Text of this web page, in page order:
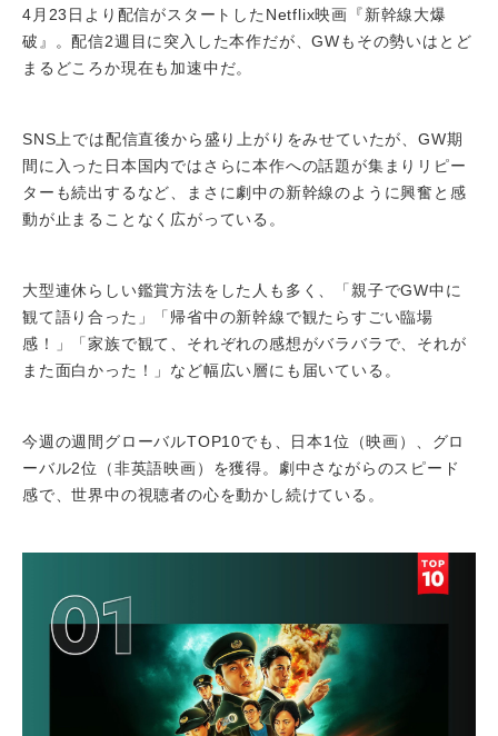
4月23日より配信がスタートしたNetflix映画『新幹線大爆
破』。配信2週目に突入した本作だが、GWもその勢いはとど
まるどころか現在も加速中だ。
SNS上では配信直後から盛り上がりをみせていたが、GW期
間に入った日本国内ではさらに本作への話題が集まりリピー
ターも続出するなど、まさに劇中の新幹線のように興奮と感
動が止まることなく広がっている。
大型連休らしい鑑賞方法をした人も多く、「親子でGW中に
観て語り合った」「帰省中の新幹線で観たらすごい臨場
感！」「家族で観て、それぞれの感想がバラバラで、それが
また面白かった！」など幅広い層にも届いている。
今週の週間グローバルTOP10でも、日本1位（映画）、グロ
ーバル2位（非英語映画）を獲得。劇中さながらのスピード
感で、世界中の視聴者の心を動かし続けている。